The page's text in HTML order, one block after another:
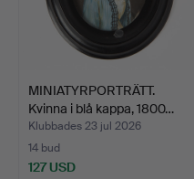
MINIATYRPORTRÄTT.
Kvinna i blå kappa, 1800…
Klubbades 23 jul 2026
14 bud
127 USD